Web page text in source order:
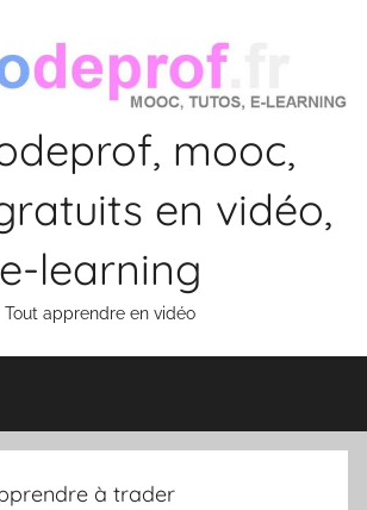
mooc,
en vidéo,
e-learning
Tout apprendre en vidéo
à trader